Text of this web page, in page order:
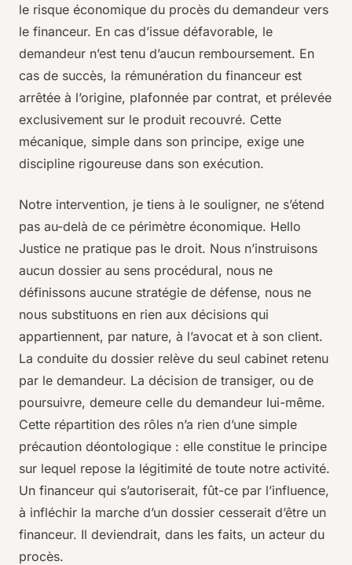
le risque économique du procès du demandeur vers
le financeur. En cas d’issue défavorable, le
demandeur n’est tenu d’aucun remboursement. En
cas de succès, la rémunération du financeur est
arrêtée à l’origine, plafonnée par contrat, et prélevée
exclusivement sur le produit recouvré. Cette
mécanique, simple dans son principe, exige une
discipline rigoureuse dans son exécution.
Notre intervention, je tiens à le souligner, ne s’étend
pas au-delà de ce périmètre économique. Hello
Justice ne pratique pas le droit. Nous n’instruisons
aucun dossier au sens procédural, nous ne
définissons aucune stratégie de défense, nous ne
nous substituons en rien aux décisions qui
appartiennent, par nature, à l’avocat et à son client.
La conduite du dossier relève du seul cabinet retenu
par le demandeur. La décision de transiger, ou de
poursuivre, demeure celle du demandeur lui-même.
Cette répartition des rôles n’a rien d’une simple
précaution déontologique : elle constitue le principe
sur lequel repose la légitimité de toute notre activité.
Un financeur qui s’autoriserait, fût-ce par l’influence,
à infléchir la marche d’un dossier cesserait d’être un
financeur. Il deviendrait, dans les faits, un acteur du
procès.